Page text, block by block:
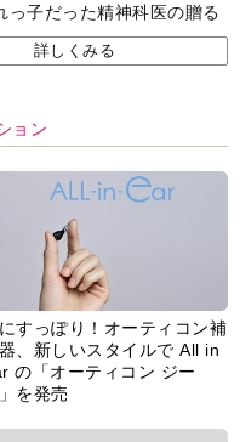
っ子だった精神科医の贈る
詳しくみる
ョン
すっぽり！オーティコン補
、新しいスタイルで All in
の「オーティコン ジー
を発売